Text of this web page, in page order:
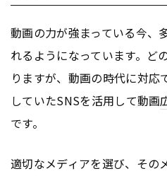
動画の力が強まっている今、
れるようになっています。ど
りますが、動画の時代に対応
していたSNSを活用して動画
です。
適切なメディアを選び、その